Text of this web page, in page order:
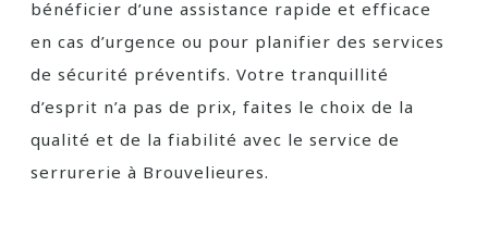
bénéficier d’une assistance rapide et efficace
en cas d’urgence ou pour planifier des services
de sécurité préventifs. Votre tranquillité
d’esprit n’a pas de prix, faites le choix de la
qualité et de la fiabilité avec le service de
serrurerie à Brouvelieures.